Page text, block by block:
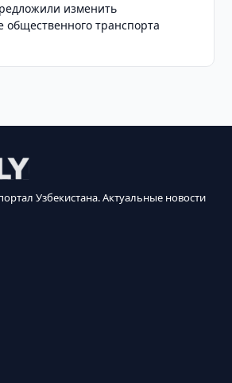
изменить
транспорта
Узбекистана. Актуальные новости